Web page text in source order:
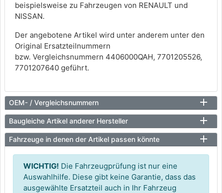
beispielsweise zu Fahrzeugen von RENAULT und
NISSAN.
Der angebotene Artikel wird unter anderem unter den
Original Ersatzteilnummern
bzw. Vergleichsnummern 4406000QAH, 7701205526,
7701207640 geführt.
OEM- / Vergleichsnummern
Baugleiche Artikel anderer Hersteller
Fahrzeuge in denen der Artikel passen könnte
WICHTIG! Die Fahrzeugprüfung ist nur eine
Auswahlhilfe. Diese gibt keine Garantie, dass das
ausgewählte Ersatzteil auch in Ihr Fahrzeug